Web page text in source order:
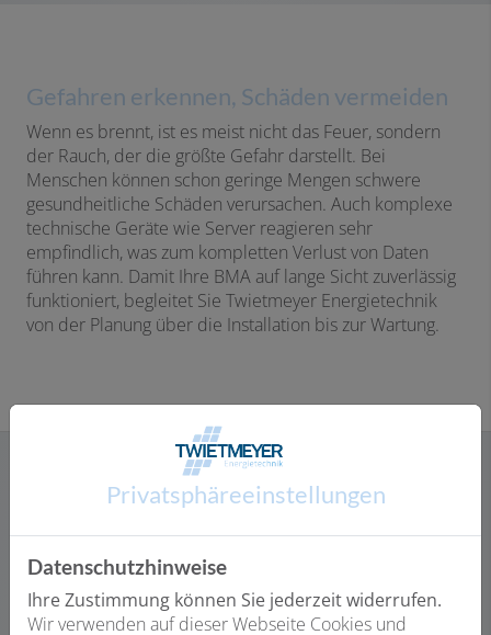
Gefahren erkennen, Schäden vermeiden
Wenn es brennt, ist es meist nicht das Feuer, sondern
der Rauch, der die größte Gefahr darstellt. Bei
Menschen können schon geringe Mengen schwere
gesundheitliche Schäden verursachen. Auch komplexe
technische Geräte wie Server reagieren sehr
empfindlich, was zum kompletten Verlust von Daten
führen kann. Damit Ihre BMA auf lange Sicht zuverlässig
funktioniert, begleitet Sie Twietmeyer Energietechnik
von der Planung über die Installation bis zur Wartung.
für Ihre Brandmeldeanlage:
Privatsphäre­einstellungen
Datenschutzhinweise
Ihre Zustimmung können Sie jederzeit widerrufen.
Wir verwenden auf dieser Webseite Cookies und